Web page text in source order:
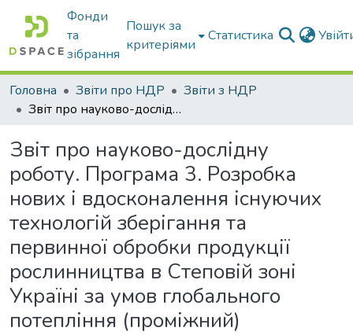
Фонди
та
зібрання
Пошук за
критеріями
Статистика
Головна Звіти про НДР
Звіти з НДР
Звіт про науково-дослідну роботу. Програма 3. Розробка нових і вдосконалення існуючих технологій зберігання та первинної обробки продукції рослинництва в Степовій зоні Україні за умов глобального потепління (проміжний)
Звіт про науково-дослідну
роботу. Програма 3. Розробка
нових і вдосконалення існуючих
технологій зберігання та
первинної обробки продукції
рослинництва в Степовій зоні
Україні за умов глобального
потепління (проміжний)